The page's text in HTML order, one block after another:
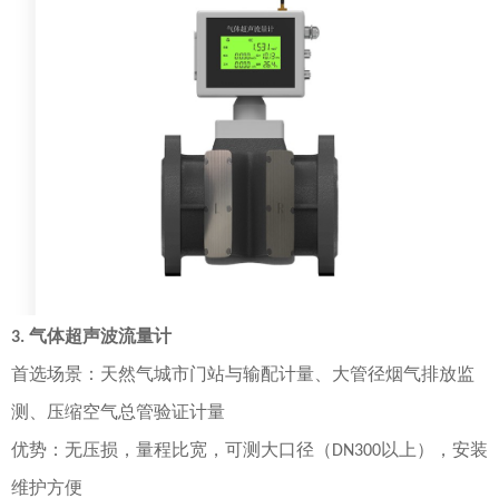
3. 气体超声波流量计
首选场景 ：天然气城市门站与输配计量、大管径烟气排放监
测、压缩空气总管验证计量
优势 ：无压损，量程比宽，可测大口径（ DN300以上），安装
维护方便